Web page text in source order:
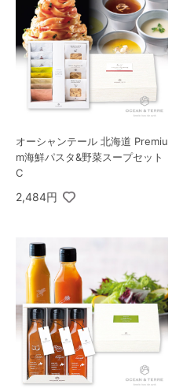
オーシャンテール 北海道 Premiu
m海鮮パスタ&野菜スープセット
C
2,484円